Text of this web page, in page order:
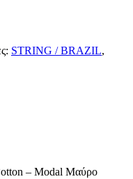
STRING / BRAZIL,
– Modal Μαύρο